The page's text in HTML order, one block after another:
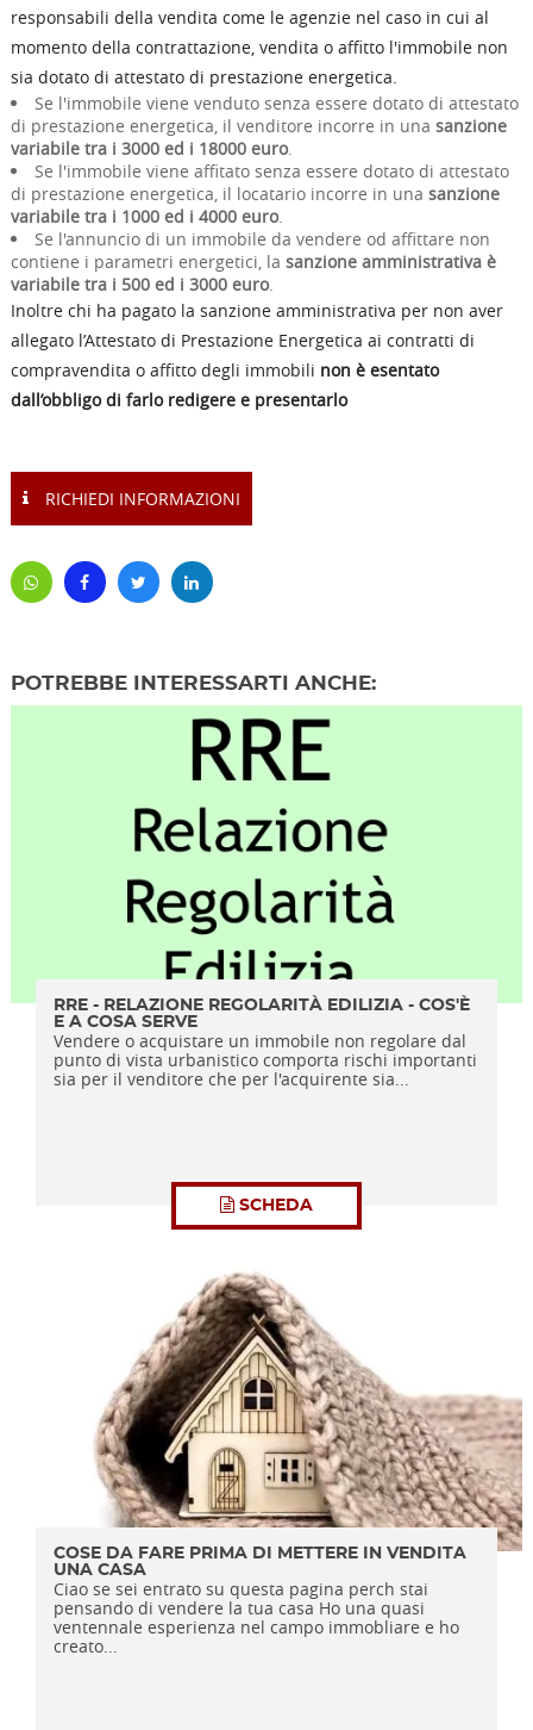
responsabili della vendita come le agenzie nel caso in cui al
momento della contrattazione, vendita o affitto l'immobile non
sia dotato di attestato di prestazione energetica.
Se l'immobile viene venduto senza essere dotato di attestato
di prestazione energetica, il venditore incorre in una sanzione
variabile tra i 3000 ed i 18000 euro.
Se l'immobile viene affitato senza essere dotato di attestato
di prestazione energetica, il locatario incorre in una sanzione
variabile tra i 1000 ed i 4000 euro.
Se l'annuncio di un immobile da vendere od affittare non
contiene i parametri energetici, la sanzione amministrativa è
variabile tra i 500 ed i 3000 euro.
Inoltre chi ha pagato la sanzione amministrativa per non aver
allegato l’Attestato di Prestazione Energetica ai contratti di
compravendita o affitto degli immobili non è esentato
dall’obbligo di farlo redigere e presentarlo
RICHIEDI INFORMAZIONI
POTREBBE INTERESSARTI ANCHE:
RRE - RELAZIONE REGOLARITÀ EDILIZIA - COS'È
E A COSA SERVE
Vendere o acquistare un immobile non regolare dal
punto di vista urbanistico comporta rischi importanti
sia per il venditore che per l'acquirente sia...
SCHEDA
COSE DA FARE PRIMA DI METTERE IN VENDITA
UNA CASA
Ciao se sei entrato su questa pagina perch stai
pensando di vendere la tua casa Ho una quasi
ventennale esperienza nel campo immobliare e ho
creato...